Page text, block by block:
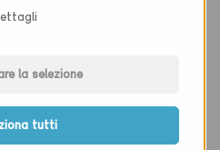
la selezione
tutti